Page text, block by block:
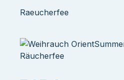
Raeucherfee